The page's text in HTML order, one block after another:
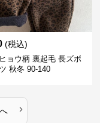
(税込)
ョウ柄 裏起毛 長ズボ
秋冬 90-140
›